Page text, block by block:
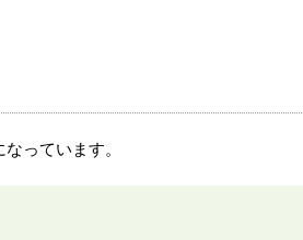
っています。